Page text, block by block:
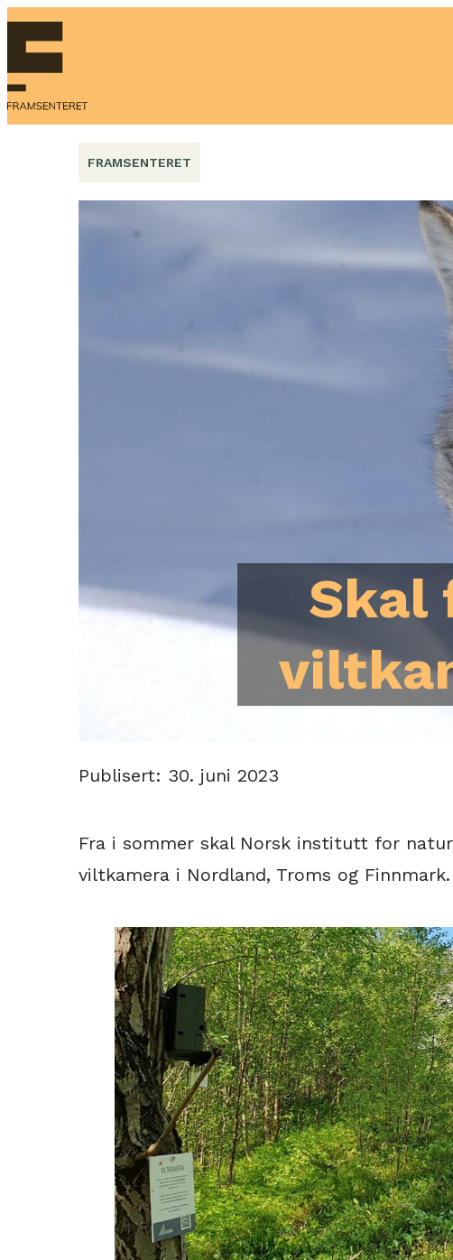
Hopp
innhold
FRAMSENTERET
Skal
Publisert: 30. juni 2023
Fra i sommer skal Norsk institutt for
viltkamera i Nordland, Troms og